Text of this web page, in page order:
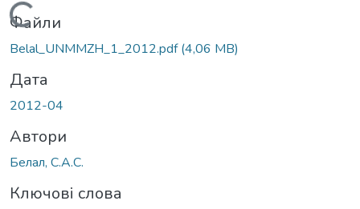
Вантажиться...
Файли
Belal_UNMMZH_1_2012.pdf(4,06 MB)
Дата
2012-04
Автори
Белал, С.А.С.
Ключові слова